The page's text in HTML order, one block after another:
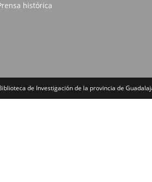
histórica
de Investigación de la provincia de